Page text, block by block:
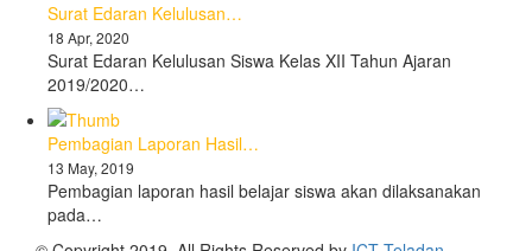
Surat Edaran Kelulusan…
18 Apr, 2020
Surat Edaran Kelulusan Siswa Kelas XII Tahun Ajaran
2019/2020…
Pembagian Laporan Hasil…
13 May, 2019
Pembagian laporan hasil belajar siswa akan dilaksanakan
pada…